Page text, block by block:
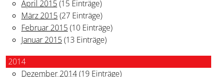
April 2015(15 Einträge)
März 2015(27 Einträge)
Februar 2015(10 Einträge)
Januar 2015(13 Einträge)
2014
Dezember 2014(19 Einträge)